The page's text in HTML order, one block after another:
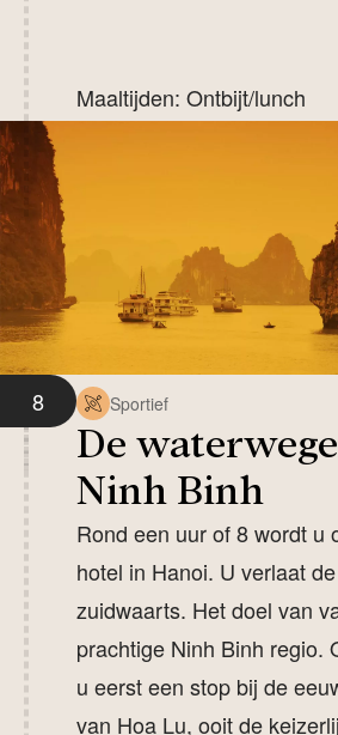
Maaltijden: Ontbijt/lunch
8 Sportief
De
Ninh Binh
Rond een uur of 8 wordt u
hotel in Hanoi. U verlaat
zuidwaarts. Het doel van
prachtige Ninh Binh regio.
u eerst een stop bij de
van Hoa Lu, ooit de